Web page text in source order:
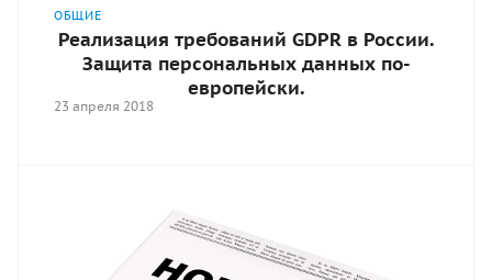
ОБЩИЕ
Реализация требований GDPR в России.
Защита персональных данных по-
европейски.
23 апреля 2018